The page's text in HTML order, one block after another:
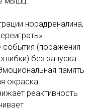
норадреналина,
(поражения
без запуска
память
окраска
реактивность